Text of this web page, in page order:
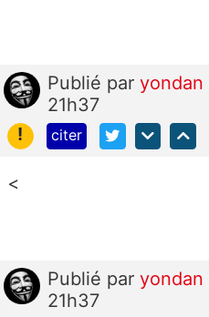
Publié par yondan
21h37
!
citer
<
Publié par yondan
21h37